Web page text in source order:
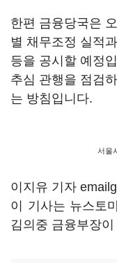
한편 금융당국은
별 채무조정 실적
등을 공시할 예정
추심 관행을 점검
는 방침입니다.
서울
이지유 기자
이 기사는 뉴스토
김의중 금융부장